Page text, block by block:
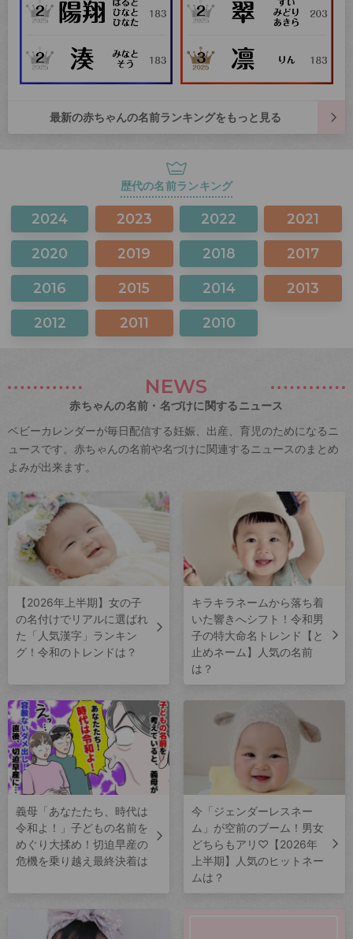
最新の赤ちゃんの名前ランキングをもっと見る
歴代の名前ランキング
2024 2023 2022 2021
2020 2019 2018 2017
2016 2015 2014 2013
2012 2011 2010
NEWS
赤ちゃんの名前・名づけに関するニュース
ベビーカレンダーが毎日配信する妊娠、出産、育児のためになるニ
ュースです。赤ちゃんの名前や名づけに関連するニュースのまとめ
よみが出来ます。
【2026年上半期】女の子
の名付けでリアルに選ばれ
た「人気漢字」ランキン
グ！令和のトレンドは？
キラキラネームから落ち着
いた響きへシフト！令和男
子の特大命名トレンド【と
止めネーム】人気の名前
は？
義母「あなたたち、時代は
令和よ！」子どもの名前を
めぐり大揉め！切迫早産の
危機を乗り越え最終決着は
今「ジェンダーレスネー
ム」が空前のブーム！男女
どちらもアリ♡【2026年
上半期】人気のヒットネー
ムは？